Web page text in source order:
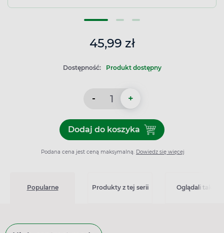
45,99 zł
Dostępność: Produkt dostępny
- +
Dodaj do koszykaDodaj do koszyka
Podana cena jest ceną maksymalną. Dowiedz się więcej
Popularne Produkty z tej serii Oglądali także